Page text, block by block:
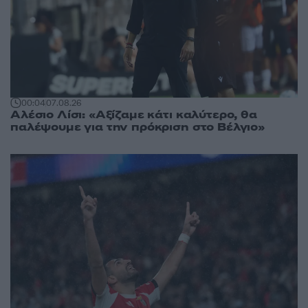
00:0407.08.26
Αλέσιο Λίσι: «Αξίζαμε κάτι καλύτερο, θα
παλέψουμε για την πρόκριση στο Βέλγιο»